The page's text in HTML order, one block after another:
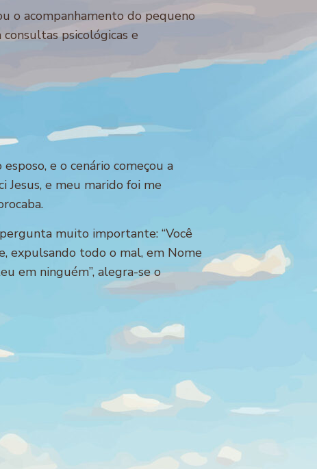
o acompanhamento do pequeno
psicológicas e
e o cenário começou a
Jesus, e meu marido foi me
muito importante: “Você
expulsando todo o mal, em Nome
em ninguém”, alegra-se o